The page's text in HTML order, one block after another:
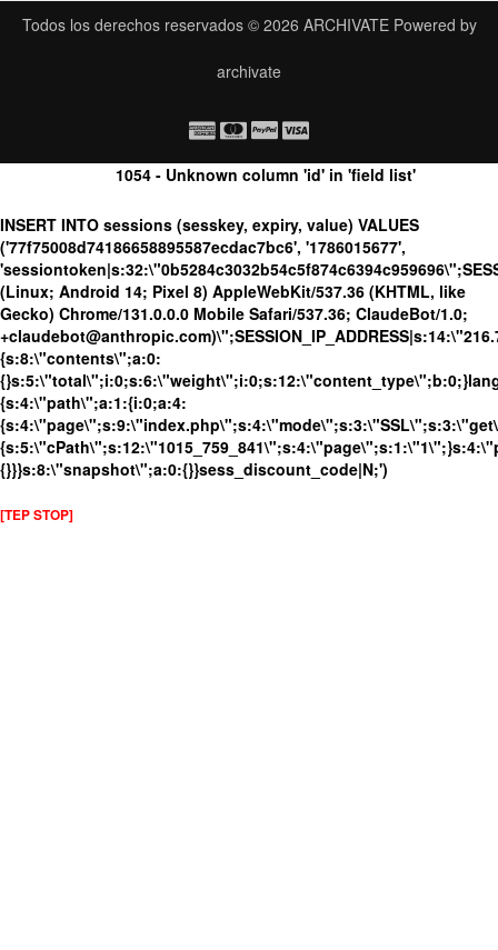
Todos los derechos reservados © 2026 ARCHIVATEPowered by
archivate
1054 - Unknown column 'id' in 'field list'
INSERT INTO sessions (sesskey, expiry, value) VALUES
('77f75008d74186658895587ecdac7bc6', '1786015677',
(Linux; Android 14; Pixel 8) AppleWebKit/537.36 (KHTML, like
Gecko) Chrome/131.0.0.0 Mobile Safari/537.36; ClaudeBot/1.0;
{s:8:\"contents\";a:0:
{s:4:\"path\";a:1:{i:0;a:4:
{}}}s:8:\"snapshot\";a:0:{}}sess_discount_code|N;')
[TEP STOP]